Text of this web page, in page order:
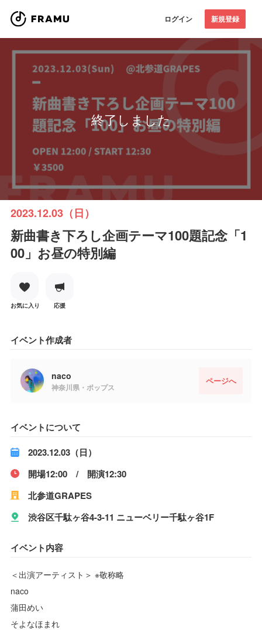
ログイン 新規登録
終了しました
2023.12.03（日）
新曲書き下ろし企画テーマ100題記念「1
00」お昼の特別編
お気に入り 応援
イベント作成者
naco
神奈川県・ポップス
ページへ
イベントについて
2023.12.03（日）
開場12:00 / 開演12:30
北参道GRAPES
渋谷区千駄ヶ谷4-3-11 ニューベリー千駄ヶ谷1F
イベント内容
＜出演アーティスト＞ ※敬称略
naco
蒲田めい
そよなほまれ